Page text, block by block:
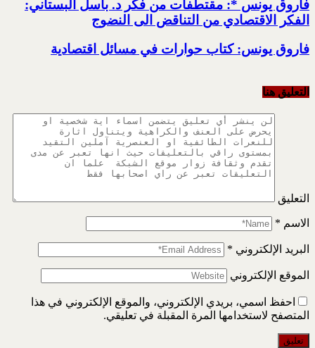
فاروق يونس *: مقتطفات من فكر د. باسل البستاني:
الفكر الاقتصادي من التناقض الى النضوج
فاروق يونس: كتاب حوارات في مسائل اقتصادية
التعليق هنا
التعليق
الاسم *
البريد الإلكتروني *
الموقع الإلكتروني
احفظ اسمي، بريدي الإلكتروني، والموقع الإلكتروني في هذا
المتصفح لاستخدامها المرة المقبلة في تعليقي.